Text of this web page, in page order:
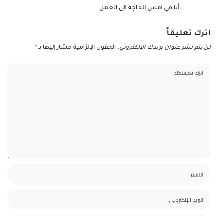
أنا في امس الحاجه الى العمل
اترك تعليقاً
لن يتم نشر عنوان بريدك الإلكتروني. الحقول الإلزامية مشار إليها بـ *